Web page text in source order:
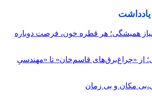
نیاز همیشگی؛ هر قطره خون، فرصت دوباره
از «چراغ‌برق‌های قاسم‌خان» تا «مهندسیِ
مکان و بی زمان